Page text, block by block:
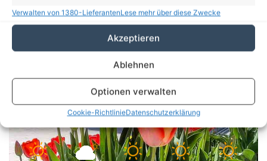
Verwalten von 1380-LieferantenLese mehr über diese Zwecke
Akzeptieren
Ablehnen
Optionen verwalten
Cookie-RichtlinieDatenschutzerklärung
Bernau
Einzelne Wolken
20
28º - 18º
1.23 km/h